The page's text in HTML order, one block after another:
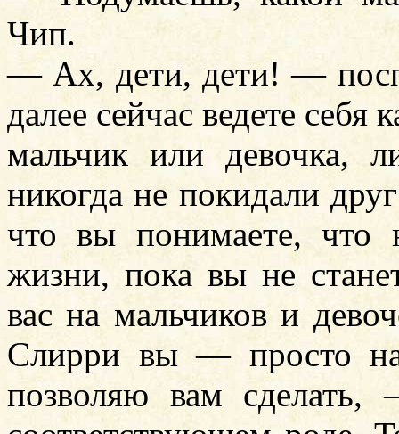
Чип.
— Ах, дети, дети! —
далее сейчас ведете себя
мальчик или
никогда не покидали
что вы понимаете, что
жизни, пока вы не
вас на мальчиков и
Слирри вы — просто
позволяю вам